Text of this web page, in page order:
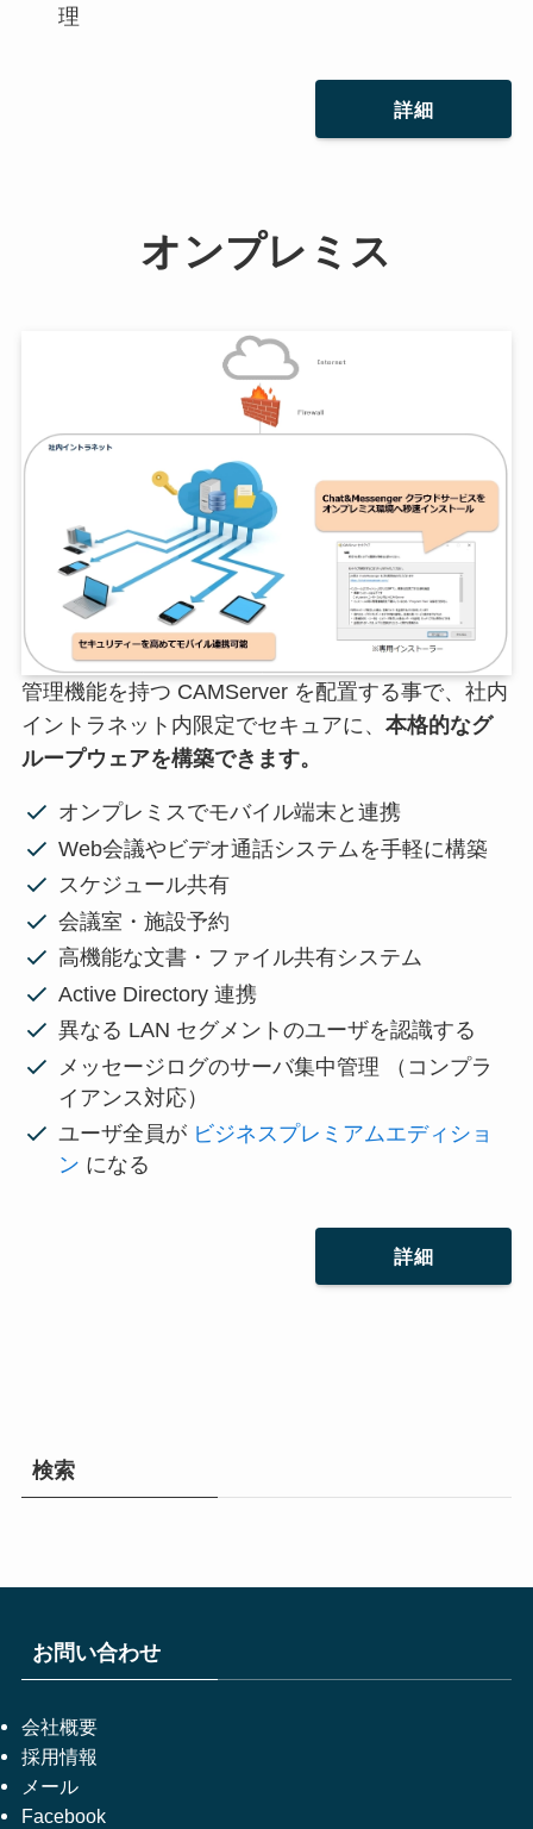
理
詳細
オンプレミス
管理機能を持つ CAMServer を配置する事で、社内
イントラネット内限定でセキュアに、 本格的なグ
ループウェアを構築できます。
オンプレミスでモバイル端末と連携
Web会議やビデオ通話システムを手軽に構築
スケジュール共有
会議室・施設予約
高機能な文書・ファイル共有システム
Active Directory 連携
異なる LAN セグメントのユーザを認識する
メッセージログのサーバ集中管理 （コンプラ
イアンス対応）
ユーザ全員が ビジネスプレミアムエディショ
ン になる
詳細
検索
お問い合わせ
会社概要
採用情報
メール
Facebook